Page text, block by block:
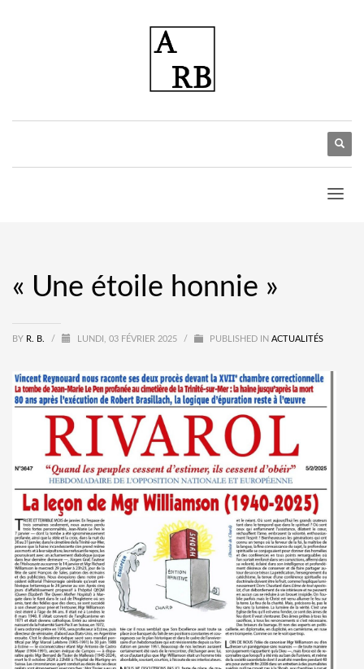
« Une étoile honnie »
BY R. B. / LUNDI, 03 FÉVRIER 2025 / PUBLISHED IN ACTUALITÉS